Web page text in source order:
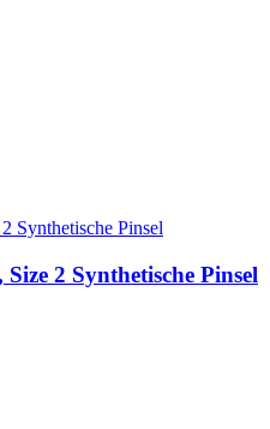
2 Synthetische Pinsel